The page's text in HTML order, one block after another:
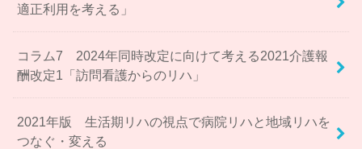
適正利用を考える」
コラム7 2024年同時改定に向けて考える2021介護報
酬改定1「訪問看護からのリハ」
2021年版 生活期リハの視点で病院リハと地域リハを
つなぐ・変える